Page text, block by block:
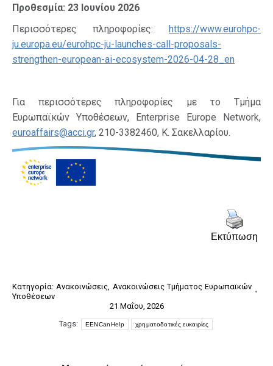
Προθεσμία: 23 Ιουνίου 2026
Περισσότερες πληροφορίες: https://www.eurohpc-
ju.europa.eu/eurohpc-ju-launches-call-proposals-
strengthen-european-ai-ecosystem-2026-04-28_en
Για περισσότερες πληροφορίες με το Τμήμα
Ευρωπαϊκών Υποθέσεων, Enterprise Europe Network,
euroaffairs@acci.gr, 210-3382460, Κ. Σακελλαρίου.
Εκτύπωση
Κατηγορία: Ανακοινώσεις Ανακοινώσεις Τμήματος Ευρωπαϊκών
Υποθέσεων
21 Μαΐου, 2026
Tags:
EENCanHelp χρηματοδοτικές ευκαιρίες